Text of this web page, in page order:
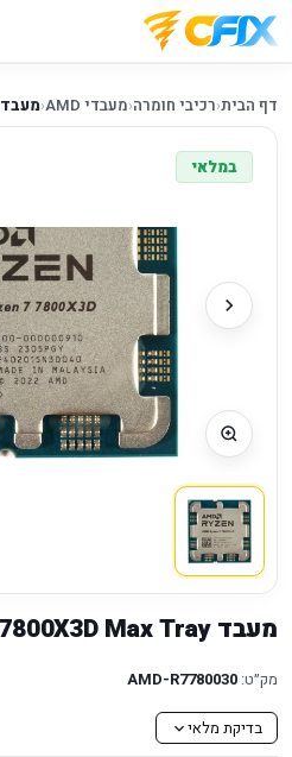
דף הבית‹רכיבי חומרה‹מעבדי AMD ‹מעבד AMD Ryzen 7 7800X3D Max Tray
במלאי
מעבד AMD Ryzen 7 7800X3D Max Tray
מק״ט: AMD-R7780030
בדיקת מלאי